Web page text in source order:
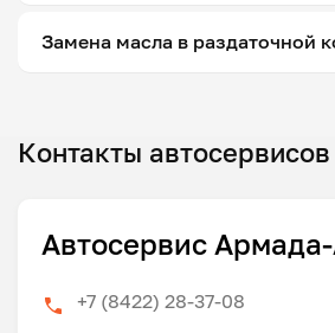
Замена масла в раздаточной
Контакты автосервисов
Автосервис
+7 (8422) 28-37-08